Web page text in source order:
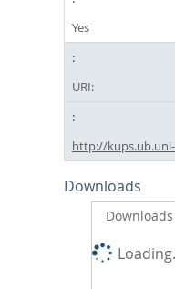
Yes
URI:
http://
Downloads